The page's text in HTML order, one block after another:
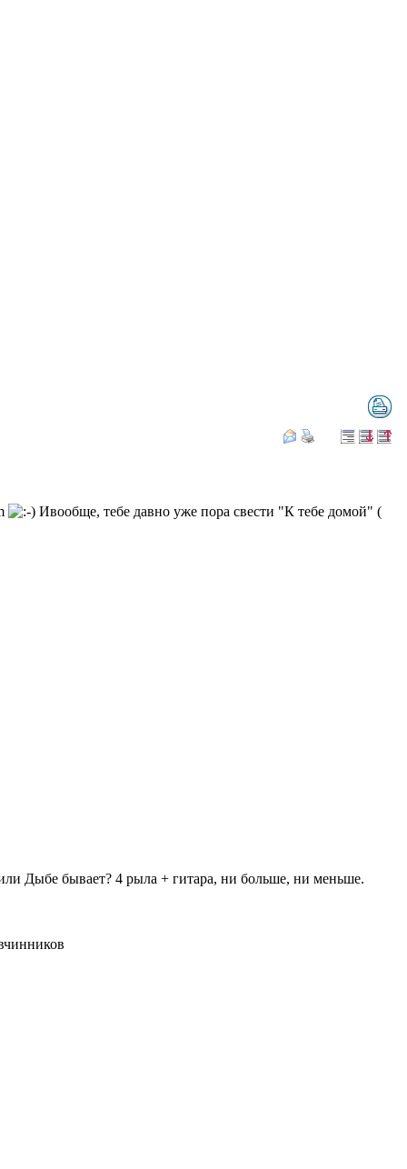
Ивообще, тебе давно уже пора свести "К тебе домой" (
Дыбе бывает? 4 рыла + гитара, ни больше, ни меньше.